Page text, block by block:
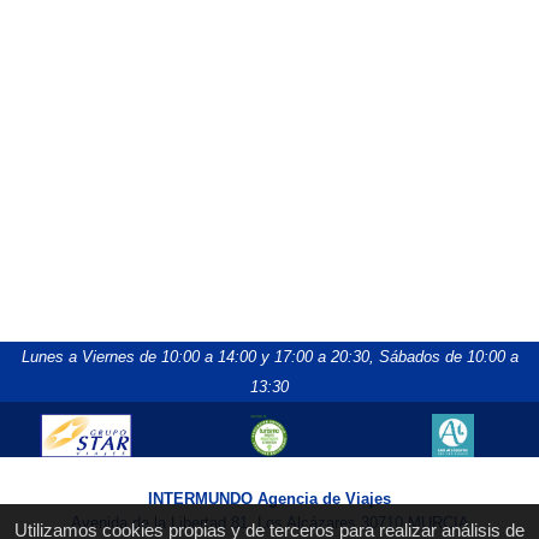
Utilizamos cookies propias y de terceros para realizar análisis de
Lunes a Viernes de 10:00 a 14:00 y 17:00 a 20:30, Sábados de 10:00 a
13:30
INTERMUNDO Agencia de Viajes
Avenida de la Libertad 81, Los Alcázares 30710 MURCIA